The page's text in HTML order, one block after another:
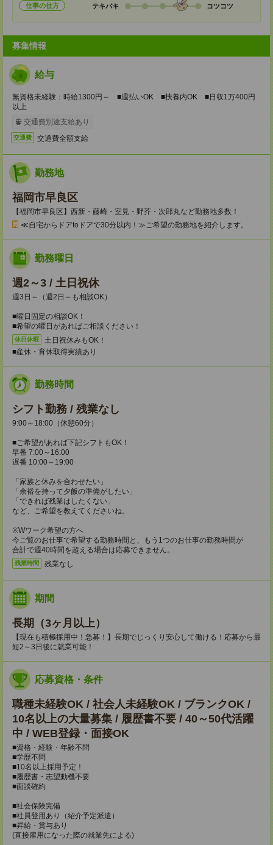
仕事の仕方 テキパキ コツコツ
募集情報
給与
無資格未経験：時給1300円～ ■週払いOK ■扶養内OK ■日収1万400円
以上
交通費別途支給あり
交通費 交通費全額支給
勤務地
福岡市早良区
【福岡市早良区】西新・藤崎・室見・野芥・次郎丸など勤務地多数！
≪自宅からドアtoドアで30分以内！≫ご希望の勤務地を紹介します。
勤務曜日
週2～3 / 土日祝休
週3日～（週2日～も相談OK）
■曜日固定の相談OK！
■希望の曜日があればご相談ください！
休日休暇
土日祝休みもOK！
■産休・育休取得実績あり
勤務時間
シフト勤務 / 残業なし
9:00～18:00（休憩60分）
■ご希望があれば下記シフトもOK！
早番 7:00～16:00
遅番 10:00～19:00
「家族と休みを合わせたい」
「余裕を持って夕飯の準備がしたい」
「できれば残業はしたくない」
など、ご希望を教えてくださいね。
※Wワーク希望の方へ
今ご覧のお仕事で希望する勤務時間と、もう1つのお仕事の勤務時間が
合計で週40時間を超える場合は応募できません。
残業時間 残業なし
期間
長期（3ヶ月以上）
【現在も積極採用中！急募！】長期でじっくり安心して働ける！応募から最
短2～3日後に就業可能！
応募資格・条件
職種未経験OK / 社会人未経験OK / ブランクOK /
10名以上の大量募集 / 履歴書不要 / 40～50代活躍
中 / WEB登録・面接OK
■資格・経験・年齢不問
■学歴不問
■10名以上採用予定！
■履歴書・志望動機不要
■面談確約
■社会保険完備
■社員登用あり（紹介予定派遣）
■昇給・賞与あり
(直接雇用になった際の就業先による)